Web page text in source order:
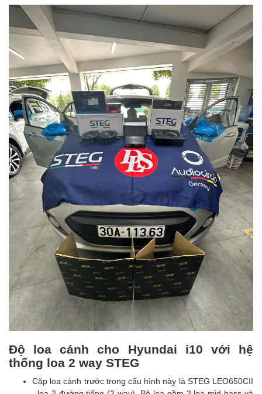
Độ loa cánh cho Hyundai i10 với hệ
thống loa 2 way STEG
Cặp loa cánh trước trong cấu hình này là STEG LEO650CII